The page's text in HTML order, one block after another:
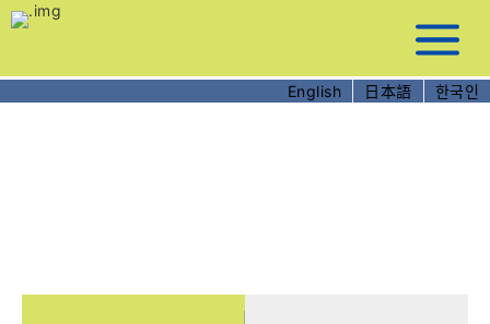
跳
到
要
內
English 日本語 한국인